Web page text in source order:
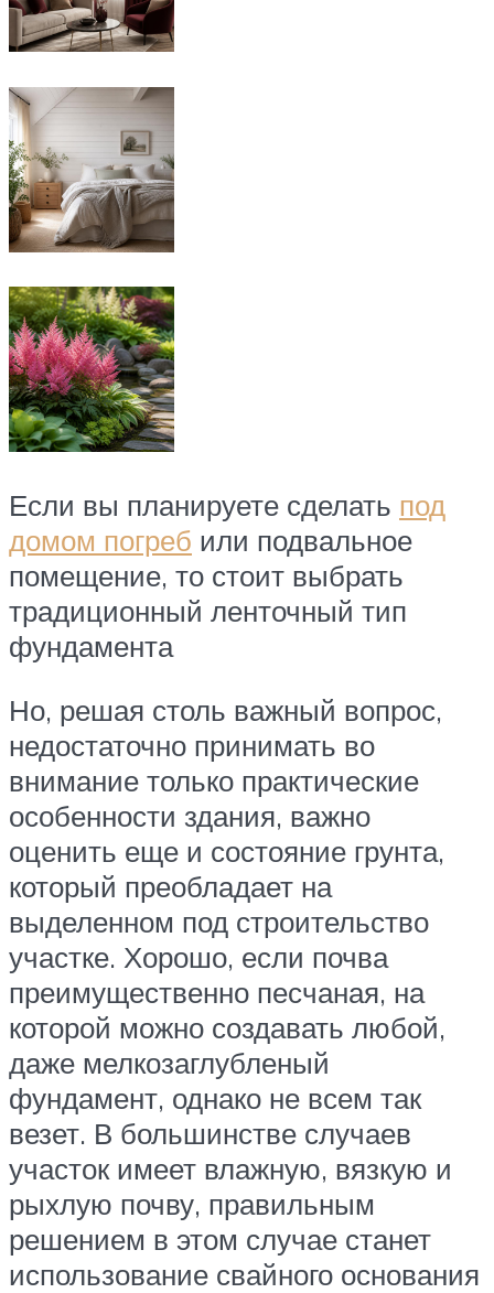
Если вы планируете сделать под
домом погреб или подвальное
помещение, то стоит выбрать
традиционный ленточный тип
фундамента
Но, решая столь важный вопрос,
недостаточно принимать во
внимание только практические
особенности здания, важно
оценить еще и состояние грунта,
который преобладает на
выделенном под строительство
участке. Хорошо, если почва
преимущественно песчаная, на
которой можно создавать любой,
даже мелкозаглубленый
фундамент, однако не всем так
везет. В большинстве случаев
участок имеет влажную, вязкую и
рыхлую почву, правильным
решением в этом случае станет
использование свайного основания